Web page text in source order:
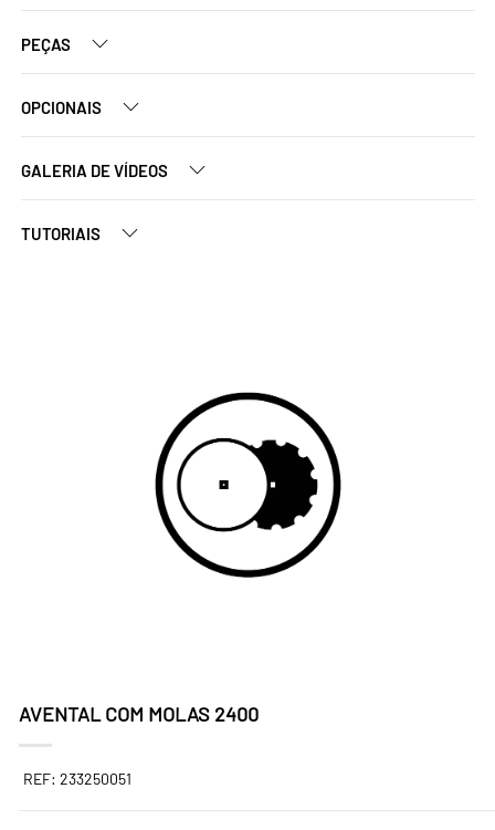
PEÇAS
OPCIONAIS
GALERIA DE VÍDEOS
TUTORIAIS
AVENTAL COM MOLAS 2400
REF: 233250051